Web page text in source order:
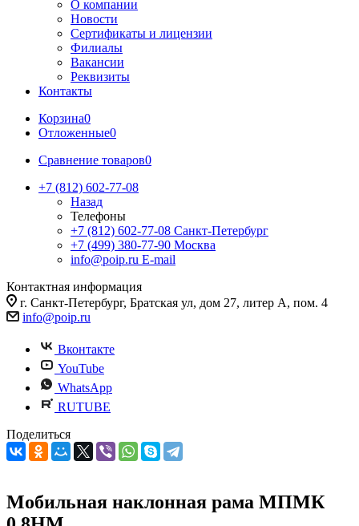
О компании
Новости
Сертификаты и лицензии
Филиалы
Вакансии
Реквизиты
Контакты
Корзина0
Отложенные0
Сравнение товаров0
+7 (812) 602-77-08
Назад
Телефоны
+7 (812) 602-77-08 Санкт-Петербург
+7 (499) 380-77-90 Москва
info@poip.ru E-mail
Контактная информация
г. Санкт-Петербург, Братская ул, дом 27, литер А, пом. 4
info@poip.ru
Вконтакте
YouTube
WhatsApp
RUTUBE
Поделиться
Мобильная наклонная рама МПМК